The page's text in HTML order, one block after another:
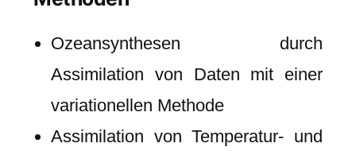
Ozeansynthesen durch
Assimilation von Daten mit einer
variationellen Methode
Assimilation von Temperatur- und